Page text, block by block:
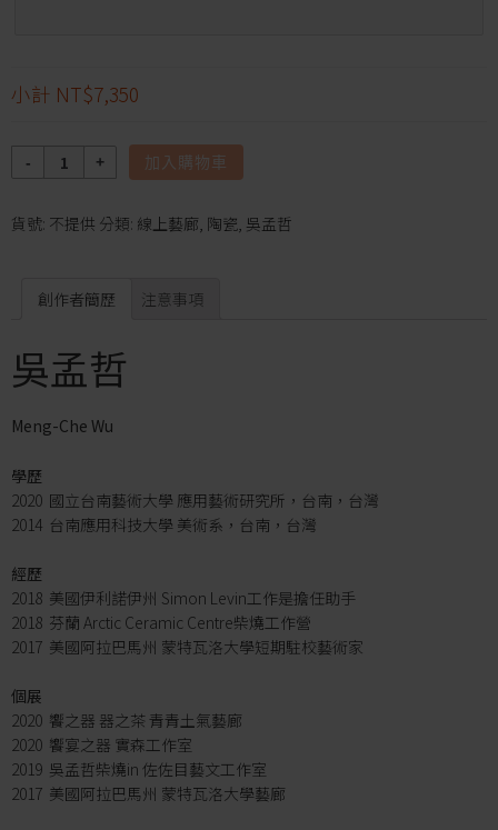
小計 NT$7,350
加入購物車
貨號: 不提供 分類: 線上藝廊 陶瓷 吳孟哲
創作者簡歷 注意事項
吳孟哲
Meng-Che Wu
學歷
2020 國立台南藝術大學 應用藝術研究所，台南，台灣
2014 台南應用科技大學 美術系，台南，台灣
經歷
2018 美國伊利諾伊州 Simon Levin工作是擔任助手
2018 芬蘭 Arctic Ceramic Centre柴燒工作營
2017 美國阿拉巴馬州 蒙特瓦洛大學短期駐校藝術家
個展
2020 饗之器 器之茶 青青土氣藝廊
2020 饗宴之器 實森工作室
2019 吳孟哲柴燒in 佐佐目藝文工作室
2017 美國阿拉巴馬州 蒙特瓦洛大學藝廊